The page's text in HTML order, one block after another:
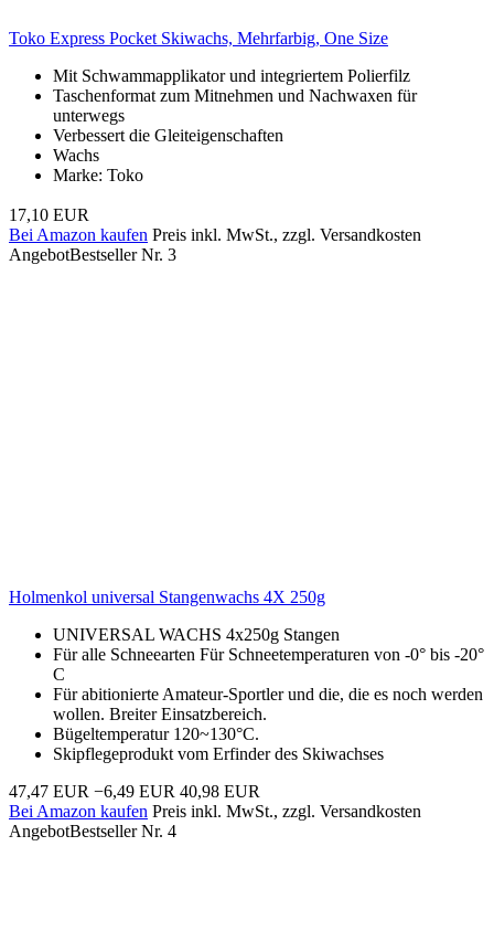
Toko Express Pocket Skiwachs, Mehrfarbig, One Size
Mit Schwammapplikator und integriertem Polierfilz
Taschenformat zum Mitnehmen und Nachwaxen für
unterwegs
Verbessert die Gleiteigenschaften
Wachs
Marke: Toko
17,10 EUR
Bei Amazon kaufen Preis inkl. MwSt., zzgl. Versandkosten
AngebotBestseller Nr. 3
Holmenkol universal Stangenwachs 4X 250g
UNIVERSAL WACHS 4x250g Stangen
Für alle Schneearten Für Schneetemperaturen von ­-0° bis ­-20°
C
Für abitionierte Amateur-Sportler und die, die es noch werden
wollen. Breiter Einsatzbereich.
Bügeltemperatur 120~130°C.
Skipflegeprodukt vom Erfinder des Skiwachses
47,47 EUR −6,49 EUR 40,98 EUR
Bei Amazon kaufen Preis inkl. MwSt., zzgl. Versandkosten
AngebotBestseller Nr. 4